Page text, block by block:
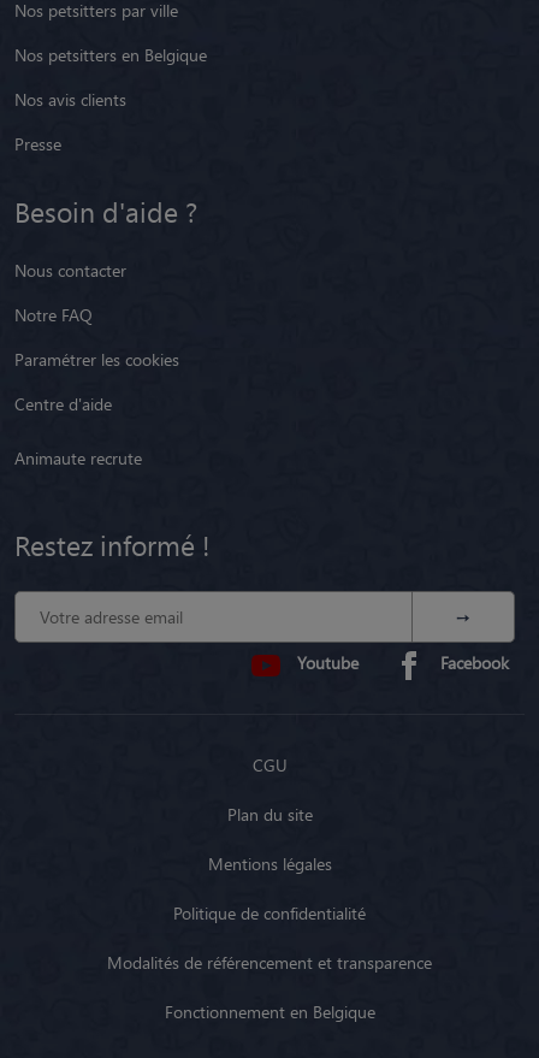
Nos petsitters par ville
Nos petsitters en Belgique
Nos avis clients
Presse
Besoin d'aide ?
Nous contacter
Notre FAQ
Paramétrer les cookies
Centre d'aide
Animaute recrute
Restez informé !
Youtube Facebook
CGU
Plan du site
Mentions légales
Politique de confidentialité
Modalités de référencement et transparence
Fonctionnement en Belgique